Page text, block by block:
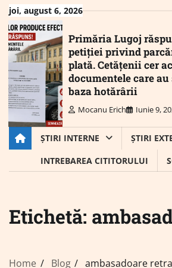
Skip
content
joi, august 6, 2026
Primăria Lugoj
petiției privind
plată. Cetățenii cer
documentele care
baza hotărârii
Mocanu Erich Iunie 9,
ȘTIRI INTERNE ȘTIRI
INTREBAREA CITITORULUI
Etichetă:
Home Blog ambasadoare